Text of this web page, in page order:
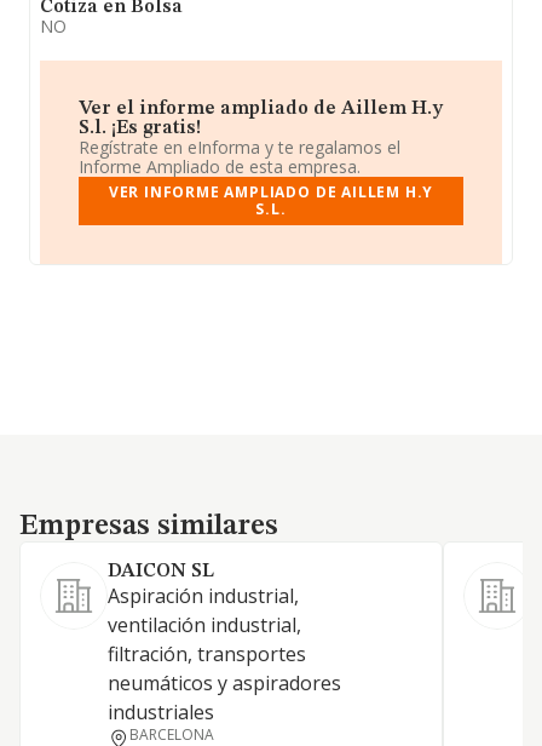
Cotiza en Bolsa
NO
Ver el informe ampliado de Aillem H.y
S.l. ¡Es gratis!
Regístrate en eInforma y te regalamos el
Informe Ampliado de esta empresa.
VER INFORME AMPLIADO DE AILLEM H.Y
S.L.
Empresas similares
Empresas similares
DAICON SL
Aspiración industrial,
ventilación industrial,
filtración, transportes
neumáticos y aspiradores
industriales
BARCELONA